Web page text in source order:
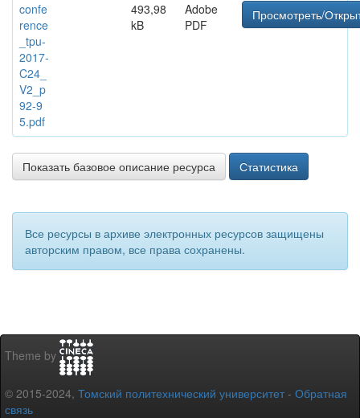
confe
rence
_tpu-
2017-
C24_
V2_p
92-9
5.pdf
493,98
kB
Adobe
PDF
Просмотреть/
Показать базовое описание ресурса Статистика
Все ресурсы в архиве электронных ресурсов защищены
авторским правом, все права сохранены.
Theme by
© 2015-2024, Томский политехнический университет - Обратная
связь